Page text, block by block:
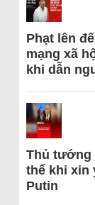
Phạt lên
mạng xã
khi dẫn
Thủ tướng
thể khi xin
Putin